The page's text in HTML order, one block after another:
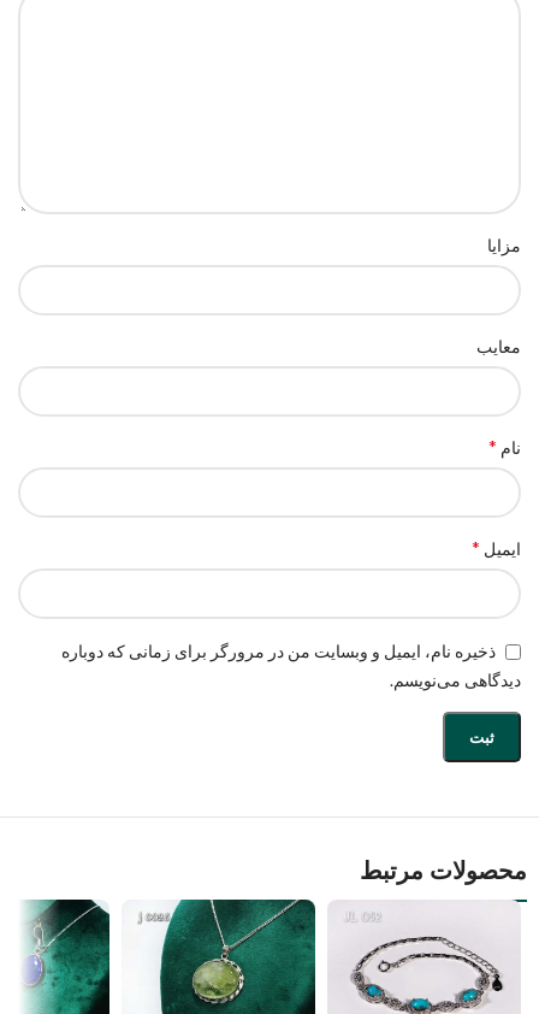
مزایا
معایب
نام *
ایمیل *
ذخیره نام، ایمیل و وبسایت من در مرورگر برای زمانی که دوباره
دیدگاهی می‌نویسم.
محصولات مرتبط